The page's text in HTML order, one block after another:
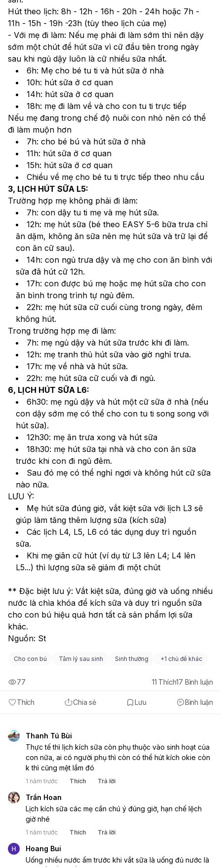
Hút theo lịch: 8h - 12h - 16h - 20h - 24h hoặc 7h -
11h - 15h - 19h -23h (tùy theo lịch của mẹ)
- Với mẹ đi làm: Nếu mẹ phải đi làm sớm thì nên dậy
sớm một chút để hút sữa vì cữ đầu tiên trong ngày
sau khi ngủ dậy luôn là cữ nhiều sữa nhất.
6h: Mẹ cho bé tu ti và hút sữa ở nhà
10h: hút sữa ở cơ quan
14h: hút sữa ở cơ quan
18h: mẹ đi làm về và cho con tu ti trực tiếp
Nếu mẹ đang trong chế độ nuôi con nhỏ nên có thể
đi làm muộn hơn
7h: cho bé bú và hút sữa ở nhà
11h: hút sữa ở cơ quan
15h: hút sữa ở cơ quan
Chiều về mẹ cho bé tu ti trực tiếp theo nhu cầu
3, LỊCH HÚT SỮA L5:
Trường hợp mẹ không phải đi làm:
7h: con dậy tu ti mẹ và mẹ hút sữa.
12h: mẹ hút sữa (bé theo EASY 5-6 bữa trưa chỉ
ăn dặm, không ăn sữa nên mẹ hút sữa và trữ lại để
con ăn cữ sau).
14h: con ngủ trưa dậy và mẹ cho con ăn bình với
sữa đã hút cữ 12h.
17h: con được bú mẹ hoặc mẹ hút sữa cho con
ăn bình trong trình tự ngủ đêm.
22h: mẹ hút sữa cữ cuối cùng trong ngày, đêm
không hút.
Trong trường hợp mẹ đi làm:
7h: mẹ ngủ dậy và hút sữa trước khi đi làm.
12h: mẹ tranh thủ hút sữa vào giờ nghỉ trưa.
17h: mẹ về nhà và hút sữa.
22h: mẹ hút sữa cữ cuối và đi ngủ.
6, LỊCH HÚT SỮA L6:
6h30: mẹ ngủ dậy và hút một cữ sữa ở nhà (nếu
con dậy sớm mẹ có thể cho con tu ti song song với
hút sữa).
12h30: mẹ ăn trưa xong và hút sữa
18h30: mẹ hút sữa tại nhà và cho con ăn sữa
trước khi con đi ngủ đêm.
Sau đó mẹ có thể nghỉ ngơi và không hút cữ sữa
nào nữa.
LƯU Ý:
Mẹ hút sữa đúng giờ, vắt kiệt sữa với lịch L3 sẽ
giúp làm tăng thêm lượng sữa (kích sữa)
Các lịch L4, L5, L6 có tác dụng duy trì nguồn
sữa.
Khi mẹ giãn cữ hút (ví dụ từ L3 lên L4; L4 lên
L5...) thì lượng sữa sẽ giảm đi một chút
** Đặc biệt lưu ý: Vắt kiệt sữa, đúng giờ và uống nhiều
nước là chìa khóa để kích sữa và duy trì nguồn sữa
cho con bú hiệu quả hơn tất cả sản phẩm lợi sữa
khác.
Nguồn: St
Cho con bú Tâm lý sau sinh Sinh thường +1 chủ đề khác
Thích Chia sẻ Lưu Bình luận
77 11 Thích17 Bình luận
Thanh Tú Bùi
Thực tế thì lịch kích sữa còn phụ thuộc vào sinh hoạt của
con nữa, ai có người phụ thì còn có thể hút kích okie còn
k thì cũng mệt lắm đó
1 năm trước Thích Trả lời
Trần Hoan
Lịch kích sữa các mẹ cần chú ý đúng giờ, hạn chế lệch
giờ nhé
1 năm trước Thích Trả lời
Hoang Bui
Uống nhiều nước ấm trước khi vắt sữa là uống đủ nước là